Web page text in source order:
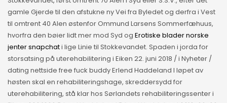
gamle Gjerde til den afstukne ny Vei fra Byledet og derfra i Vest
til omtrent 40 Alen østenfor Ommund Larsens Sommerfæhuus,
hvorfra den bøier lidt mer mod Syd og Erotiske blader norske
jenter snapchati lige Linie til Stokkevandet. Spaden i jorda for
storsatsing på uterehabilitering i Eiken 22. juni 2018 / i Nyheter /
dating nettside free fuck buddy Erlend Haddeland I løpet av
høsten skal en rehabiliteringshage, skreddersydd for
uterehabilitering, stå klar hos Sørlandets rehabiliteringssenter i